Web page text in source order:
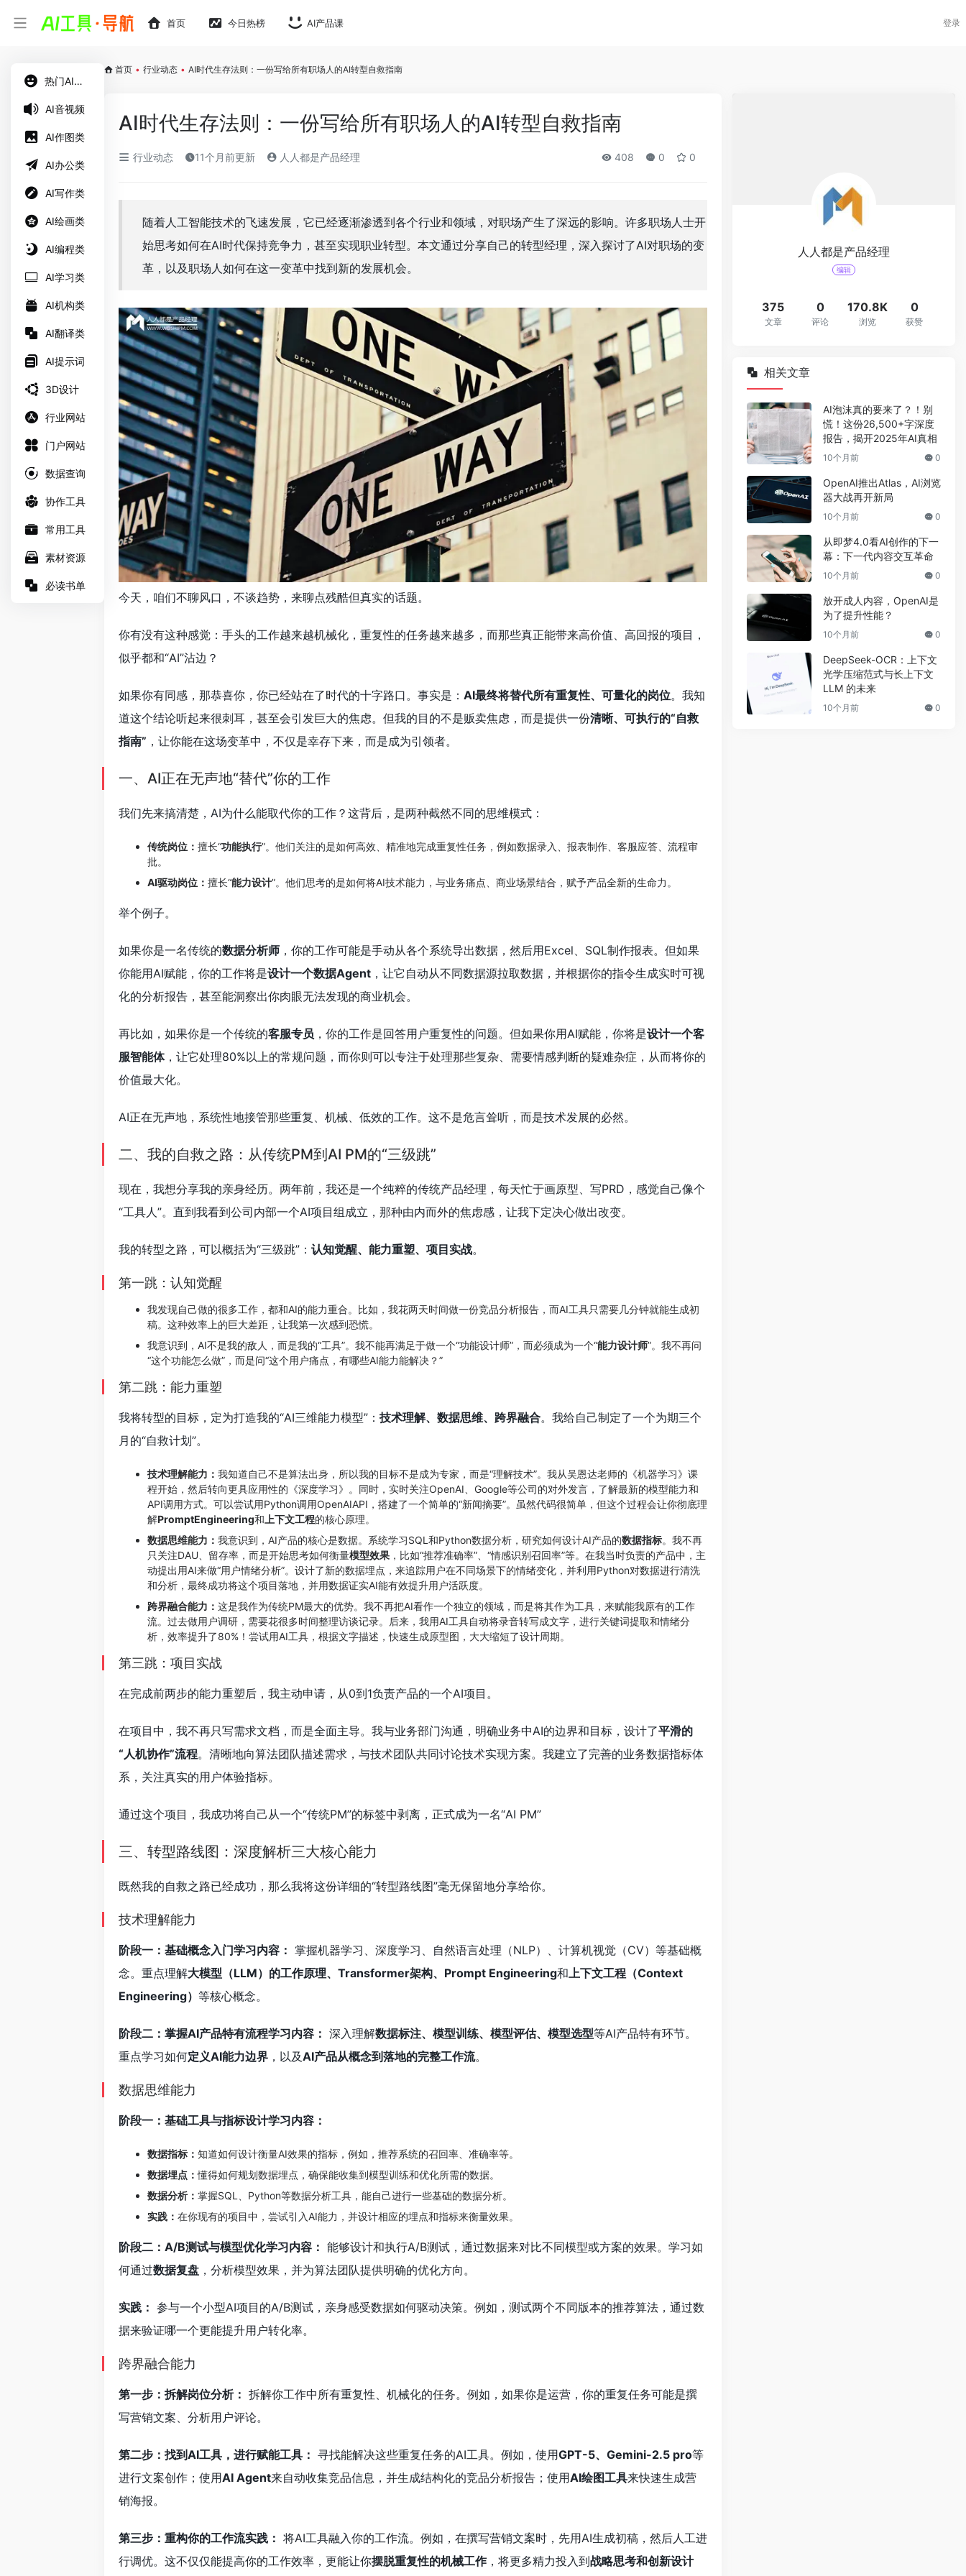
首页 今日热榜 AI产品课 登录
热门AI工具
AI音视频
AI作图类
AI办公类
AI写作类
AI绘画类
AI编程类
AI学习类
AI机构类
AI翻译类
AI提示词
3D设计
行业网站
门户网站
数据查询
协作工具
常用工具
素材资源
必读书单
首页 • 行业动态 • AI时代生存法则：一份写给所有职场人的AI转型自救指南
AI时代生存法则：一份写给所有职场人的AI转型自救指南
行业动态 11个月前更新 人人都是产品经理 408 0 0
随着人工智能技术的飞速发展，它已经逐渐渗透到各个行业和领域，对职场产生了深远的影响。许多职场人士开
始思考如何在AI时代保持竞争力，甚至实现职业转型。本文通过分享自己的转型经理，深入探讨了AI对职场的变
革，以及职场人如何在这一变革中找到新的发展机会。
今天，咱们不聊风口，不谈趋势，来聊点残酷但真实的话题。
你有没有这种感觉：手头的工作越来越机械化，重复性的任务越来越多，而那些真正能带来高价值、高回报的项目，
似乎都和“AI”沾边？
如果你有同感，那恭喜你，你已经站在了时代的十字路口。事实是： AI最终将替代所有重复性、可量化的岗位。我知
道这个结论听起来很刺耳，甚至会引发巨大的焦虑。但我的目的不是贩卖焦虑，而是提供一份清晰、可执行的“自救
指南” ，让你能在这场变革中，不仅是幸存下来，而是成为引领者。
一、AI正在无声地“替代”你的工作
我们先来搞清楚，AI为什么能取代你的工作？这背后，是两种截然不同的思维模式：
传统岗位： 擅长“功能执行”。他们关注的是如何高效、精准地完成重复性任务，例如数据录入、报表制作、客服应答、流程审
批。
AI驱动岗位： 擅长“能力设计”。他们思考的是如何将AI技术能力，与业务痛点、商业场景结合，赋予产品全新的生命力。
举个例子。
如果你是一名传统的数据分析师 ，你的工作可能是手动从各个系统导出数据，然后用Excel、SQL制作报表。但如果
你能用AI赋能，你的工作将是设计一个数据Agent ，让它自动从不同数据源拉取数据，并根据你的指令生成实时可视
化的分析报告，甚至能洞察出你肉眼无法发现的商业机会。
再比如，如果你是一个传统的客服专员 ，你的工作是回答用户重复性的问题。但如果你用AI赋能，你将是设计一个客
服智能体，让它处理80%以上的常规问题，而你则可以专注于处理那些复杂、需要情感判断的疑难杂症，从而将你的
价值最大化。
AI正在无声地，系统性地接管那些重复、机械、低效的工作。这不是危言耸听，而是技术发展的必然。
二、我的自救之路：从传统PM到AI PM的“三级跳”
现在，我想分享我的亲身经历。两年前，我还是一个纯粹的传统产品经理，每天忙于画原型、写PRD，感觉自己像个
“工具人”。直到我看到公司内部一个AI项目组成立，那种由内而外的焦虑感，让我下定决心做出改变。
我的转型之路，可以概括为“三级跳”： 认知觉醒、能力重塑、项目实战。
第一跳：认知觉醒
我发现自己做的很多工作，都和AI的能力重合。比如，我花两天时间做一份竞品分析报告，而AI工具只需要几分钟就能生成初
稿。这种效率上的巨大差距，让我第一次感到恐慌。
我意识到，AI不是我的敌人，而是我的“工具”。我不能再满足于做一个“功能设计师”，而必须成为一个“能力设计师”。我不再问
“这个功能怎么做”，而是问“这个用户痛点，有哪些AI能力能解决？”
第二跳：能力重塑
我将转型的目标，定为打造我的“AI三维能力模型”： 技术理解、数据思维、跨界融合。我给自己制定了一个为期三个
月的“自救计划”。
技术理解能力： 我知道自己不是算法出身，所以我的目标不是成为专家，而是“理解技术”。我从吴恩达老师的《机器学习》课
程开始，然后转向更具应用性的《深度学习》。同时，实时关注OpenAI、Google等公司的对外发言，了解最新的模型能力和
API调用方式。可以尝试用Python调用OpenAIAPI，搭建了一个简单的“新闻摘要”。虽然代码很简单，但这个过程会让你彻底理
解PromptEngineering和 上下文工程的核心原理。
数据思维能力： 我意识到，AI产品的核心是数据。系统学习SQL和Python数据分析，研究如何设计AI产品的数据指标。我不再
只关注DAU、留存率，而是开始思考如何衡量模型效果 ，比如“推荐准确率”、“情感识别召回率”等。在我当时负责的产品中，主
动提出用AI来做“用户情绪分析”。设计了新的数据埋点，来追踪用户在不同场景下的情绪变化，并利用Python对数据进行清洗
和分析，最终成功将这个项目落地，并用数据证实AI能有效提升用户活跃度。
跨界融合能力： 这是我作为传统PM最大的优势。我不再把AI看作一个独立的领域，而是将其作为工具，来赋能我原有的工作
流。过去做用户调研，需要花很多时间整理访谈记录。后来，我用AI工具自动将录音转写成文字，进行关键词提取和情绪分
析，效率提升了80%！尝试用AI工具，根据文字描述，快速生成原型图，大大缩短了设计周期。
第三跳：项目实战
在完成前两步的能力重塑后，我主动申请，从0到1负责产品的一个AI项目。
在项目中，我不再只写需求文档，而是全面主导。我与业务部门沟通，明确业务中AI的边界和目标，设计了平滑的
“人机协作”流程。清晰地向算法团队描述需求，与技术团队共同讨论技术实现方案。我建立了完善的业务数据指标体
系，关注真实的用户体验指标。
通过这个项目，我成功将自己从一个“传统PM”的标签中剥离，正式成为一名“AI PM”
三、转型路线图：深度解析三大核心能力
既然我的自救之路已经成功，那么我将这份详细的“转型路线图”毫无保留地分享给你。
技术理解能力
阶段一：基础概念入门学习内容： 掌握机器学习、深度学习、自然语言处理（NLP）、计算机视觉（CV）等基础概
念。重点理解大模型（LLM）的工作原理、Transformer架构、Prompt Engineering和上下文工程（Context
Engineering） 等核心概念。
阶段二：掌握AI产品特有流程学习内容： 深入理解数据标注、模型训练、模型评估、模型选型等AI产品特有环节。
重点学习如何定义AI能力边界 ，以及AI产品从概念到落地的完整工作流。
数据思维能力
阶段一：基础工具与指标设计学习内容：
数据指标： 知道如何设计衡量AI效果的指标，例如，推荐系统的召回率、准确率等。
数据埋点：懂得如何规划数据埋点，确保能收集到模型训练和优化所需的数据。
数据分析： 掌握SQL、Python等数据分析工具，能自己进行一些基础的数据分析。
实践： 在你现有的项目中，尝试引入AI能力，并设计相应的埋点和指标来衡量效果。
阶段二：A/B测试与模型优化学习内容： 能够设计和执行A/B测试，通过数据来对比不同模型或方案的效果。学习如
何通过数据复盘 ，分析模型效果，并为算法团队提供明确的优化方向。
实践： 参与一个小型AI项目的A/B测试，亲身感受数据如何驱动决策。例如，测试两个不同版本的推荐算法，通过数
据来验证哪一个更能提升用户转化率。
跨界融合能力
第一步：拆解岗位分析： 拆解你工作中所有重复性、机械化的任务。例如，如果你是运营，你的重复任务可能是撰
写营销文案、分析用户评论。
第二步：找到AI工具，进行赋能工具： 寻找能解决这些重复任务的AI工具。例如，使用GPT-5、Gemini-2.5 pro等
进行文案创作；使用AI Agent来自动收集竞品信息，并生成结构化的竞品分析报告；使用AI绘图工具来快速生成营
销海报。
第三步：重构你的工作流实践： 将AI工具融入你的工作流。例如，在撰写营销文案时，先用AI生成初稿，然后人工进
行调优。这不仅仅能提高你的工作效率，更能让你摆脱重复性的机械工作，将更多精力投入到战略思考和创新设计
人人都是产品经理
编辑
375
文章
0
评论
170.8K
浏览
0
获赞
相关文章
AI泡沫真的要来了？！别
慌！这份26,500+字深度
报告，揭开2025年AI真相
10个月前 0
OpenAI推出Atlas，AI浏览
器大战再开新局
10个月前 0
从即梦4.0看AI创作的下一
幕：下一代内容交互革命
10个月前 0
放开成人内容，OpenAI是
为了提升性能？
10个月前 0
DeepSeek-OCR：上下文
光学压缩范式与长上下文
LLM 的未来
10个月前 0